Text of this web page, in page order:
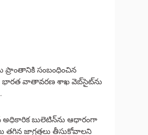
ప్రాంతానికి సంబంధించిన
వాతావరణ శాఖ వెబ్‌సైట్‌ను
బులెటిన్‌ను ఆధారంగా
తగిన జాగ్రత్తలు తీసుకోవాలని